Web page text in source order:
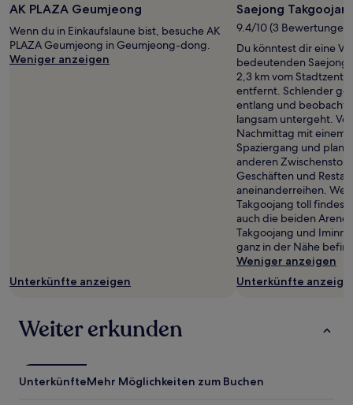
AK PLAZA Geumjeong
Wenn du in Einkaufslaune bist, besuche AK
PLAZA Geumjeong in Geumjeong-dong.
Weniger anzeigen
Unterkünfte anzeigen
Saejong
9.4/10 (3 Bewertungen)
Du könntest dir eine
bedeutenden Saejong
2,3 km vom
entfernt. Schlender
entlang und
langsam untergeht.
Nachmittag mit einem
Spaziergang und
anderen
Geschäften und
aneinanderreihen.
Takgoojang toll
auch die beiden
Takgoojang und
ganz in der Nähe
Weniger anzeigen
Unterkünfte
Weiter erkunden
UnterkünfteMehr Möglichkeiten zum Buchen